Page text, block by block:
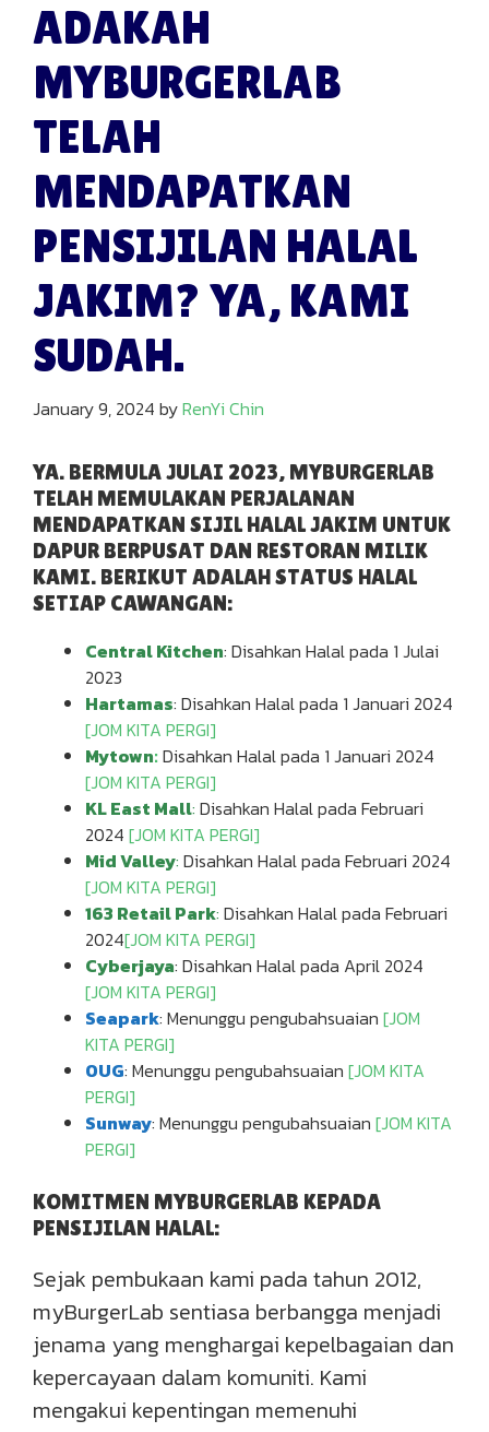
ADAKAH
MYBURGERLAB
TELAH
MENDAPATKAN
PENSIJILAN HALAL
JAKIM? YA, KAMI
SUDAH.
January 9, 2024 byRenYi Chin
YA. BERMULA JULAI 2023, MYBURGERLAB
TELAH MEMULAKAN PERJALANAN
MENDAPATKAN SIJIL HALAL JAKIM UNTUK
DAPUR BERPUSAT DAN RESTORAN MILIK
KAMI. BERIKUT ADALAH STATUS HALAL
SETIAP CAWANGAN:
Central Kitchen: Disahkan Halal pada 1 Julai
2023
Hartamas: Disahkan Halal pada 1 Januari 2024
[JOM KITA PERGI]
Mytown:Disahkan Halal pada 1 Januari 2024
[JOM KITA PERGI]
KL East Mall: Disahkan Halal pada Februari
2024 [JOM KITA PERGI]
Mid Valley: Disahkan Halal pada Februari 2024
[JOM KITA PERGI]
163 Retail Park: Disahkan Halal pada Februari
2024[JOM KITA PERGI]
Cyberjaya: Disahkan Halal pada April 2024
[JOM KITA PERGI]
Seapark: Menunggu pengubahsuaian [JOM
KITA PERGI]
OUG: Menunggu pengubahsuaian [JOM KITA
PERGI]
Sunway: Menunggu pengubahsuaian [JOM KITA
PERGI]
KOMITMEN MYBURGERLAB KEPADA
PENSIJILAN HALAL:
Sejak pembukaan kami pada tahun 2012,
myBurgerLab sentiasa berbangga menjadi
jenama yang menghargai kepelbagaian dan
kepercayaan dalam komuniti. Kami
mengakui kepentingan memenuhi